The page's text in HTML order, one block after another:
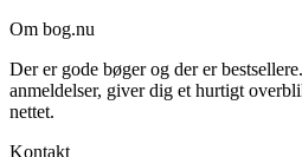
Udgivet: 1. januar 1970
Om bog.nu
Der er gode bøger og der er
anmeldelser, giver dig et hurtigt
nettet.
Kontakt